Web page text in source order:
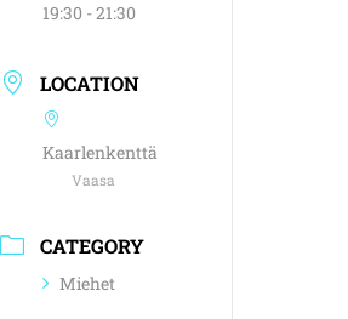
19:30 - 21:30
LOCATION
Kaarlenkenttä
Vaasa
CATEGORY
Miehet